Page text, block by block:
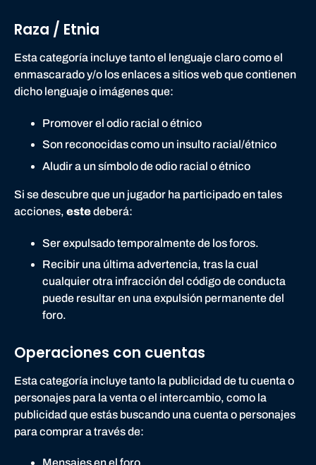
Raza / Etnia
Esta categoría incluye tanto el lenguaje claro como el
enmascarado y/o los enlaces a sitios web que contienen
dicho lenguaje o imágenes que:
Promover el odio racial o étnico
Son reconocidas como un insulto racial/étnico
Aludir a un símbolo de odio racial o étnico
Si se descubre que un jugador ha participado en tales
acciones, estedeberá:
Ser expulsado temporalmente de los foros.
Recibir una última advertencia, tras la cual
cualquier otra infracción del código de conducta
puede resultar en una expulsión permanente del
foro.
Operaciones con cuentas
Esta categoría incluye tanto la publicidad de tu cuenta o
personajes para la venta o el intercambio, como la
publicidad que estás buscando una cuenta o personajes
para comprar a través de: